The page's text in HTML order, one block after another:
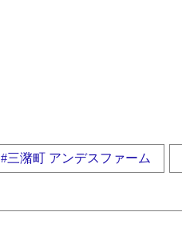
#三潴町 アンデスファーム